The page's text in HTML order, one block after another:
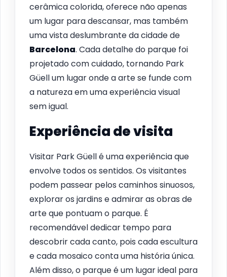
cerâmica colorida, oferece não apenas
um lugar para descansar, mas também
uma vista deslumbrante da cidade de
Barcelona. Cada detalhe do parque foi
projetado com cuidado, tornando Park
Güell um lugar onde a arte se funde com
a natureza em uma experiência visual
sem igual.
Experiência de visita
Visitar Park Güell é uma experiência que
envolve todos os sentidos. Os visitantes
podem passear pelos caminhos sinuosos,
explorar os jardins e admirar as obras de
arte que pontuam o parque. É
recomendável dedicar tempo para
descobrir cada canto, pois cada escultura
e cada mosaico conta uma história única.
Além disso, o parque é um lugar ideal para